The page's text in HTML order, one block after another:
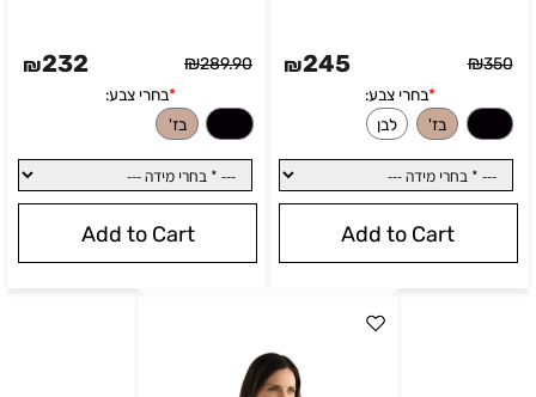
₪350
₪245
Add to Cart
₪289.90
₪232
Add to Cart